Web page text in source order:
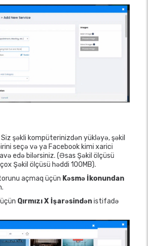
şəkli kompüterinizdən yükləyə, şəkil
seçə və ya Facebook kimi xarici
edə bilərsiniz. (Əsas Şəkil ölçüsü
Şəkil ölçüsü həddi 100MB).
açmaq üçün Kəsmə İkonundan
Qırmızı X İşarəsindənistifadə